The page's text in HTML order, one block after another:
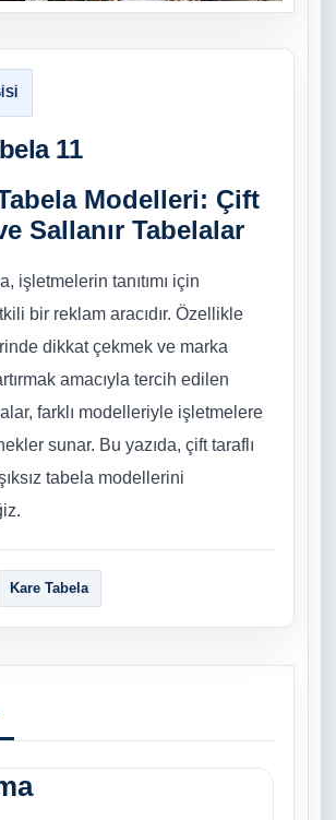
11
Tabela Modelleri: Çift
Sallanır Tabelalar
işletmelerin tanıtımı için
bir reklam aracıdır. Özellikle
dikkat çekmek ve marka
amacıyla tercih edilen
farklı modelleriyle işletmelere
sunar. Bu yazıda, çift taraflı
tabela modellerini
Kare Tabela